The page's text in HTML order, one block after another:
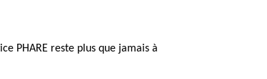
PHARE reste plus que jamais à